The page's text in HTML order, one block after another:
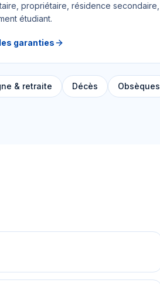
propriétaire, résidence secondaire,
étudiant.
garanties
& retraite Décès Obsèques